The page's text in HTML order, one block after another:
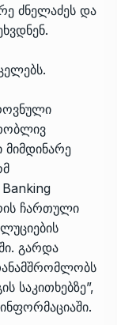
ძნელაძეს და
მიმდინარე
ჩართული
გარდა
საკითხებზე”,